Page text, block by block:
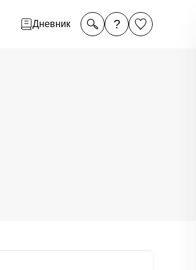
Дневник ?